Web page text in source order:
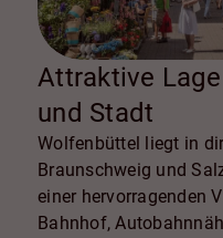
Attraktive
und Stadt
Wolfenbüttel liegt in
Braunschweig und
einer hervorragenden
Bahnhof,